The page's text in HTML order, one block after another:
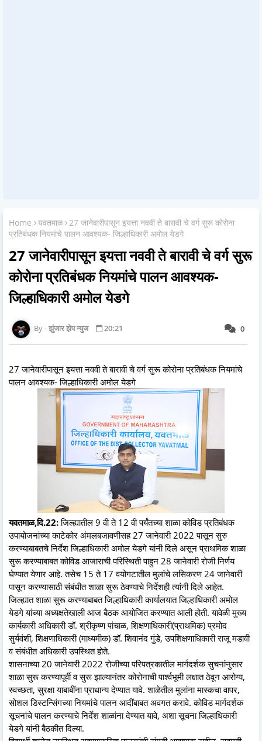
Home यवतमाळ
27 जानेवारीपासून इयत्ता नववी ते बारावी चे वर्ग सुरू कोरोना
प्रतिबंधक नियमांचे पालन आवश्यक- जिल्हाधिकारी अमोल येडगे
27 जानेवारीपासून इयत्ता नववी ते बारावी चे वर्ग सुरू
कोरोना प्रतिबंधक नियमांचे पालन आवश्यक-
जिल्हाधिकारी अमोल येडगे
0
झुंजार झेप न्युज 20:21
27 जानेवारीपासून इयत्ता नववी ते बारावी चे वर्ग सुरू कोरोना प्रतिबंधक नियमांचे
पालन आवश्यक- जिल्हाधिकारी अमोल येडगे
यवतमाळ,दि.22:जिल्ह्यातील 9 वी ते 12 वी पर्यंतच्या शाळा कोविड प्रतिबंधक
उपायोजनांच्या काटेकोर अंमलबजावणीसह 27 जानेवारी 2022 पासून सुरु
करण्याबाबतचे निर्देश जिल्हाधिकारी अमोल येडगे यांनी दिले असून प्राथमिक शाळा
सुरू करण्याबाबत कोविड आजाराची परिस्थिती पाहुन 28 जानेवारी रोजी निर्णय
घेण्यात येणार आहे. तसेच 15 ते 17 वयोगटातील मुलांचे लसिकरण 24 जानेवारी
पासून करण्यासाठी संबंधीत शाळा सुरू ठेवण्याचे निर्देशही त्यांनी दिले आहेत.
जिल्ह्यात शाळा सुरू करण्याबाबत जिल्हाधिकारी कार्यालयात जिल्हाधिकारी अमोल
येडगे यांच्या अध्यक्षतेखाली आज बैठक आयोजित करण्यात आली होती. यावेळी मुख्य
कार्यकारी अधिकारी डॉ. श्रीकृष्ण पांचाळ, शिक्षणाधिकारी(प्राथमिक) प्रमोद
सुर्यवंशी, शिक्षणाधिकारी (माध्यमीक) डॉ. शिवानंद गुंडे, उपशिक्षणाधिकारी राजू मडावी
व संबंधीत अधिकारी उपस्थित होते.
शासनाच्या 20 जानेवारी 2022 रोजीच्या परिपत्रकातील मार्गदर्शक सुचनांनुसार
शाळा सुरू करण्यापूर्वी व सुरू झाल्यानंतर कोरोनाची पार्श्वभूमी लक्षात ठेवून आरोग्य,
स्वच्छता, सुरक्षा याबाबींना प्राधान्य देण्यात यावे. शाळेतील मुलांना मास्कचा वापर,
सोशल डिस्टन्सिंगच्या नियमांचे पालन आदींबाबत अवगत करावे. कोविड मार्गदर्शक
सूचनांचे पालन करण्याचे निर्देश शाळांना देण्यात यावे, अशा सूचना जिल्हाधिकारी
येडगे यांनी बैठकीत दिल्या.